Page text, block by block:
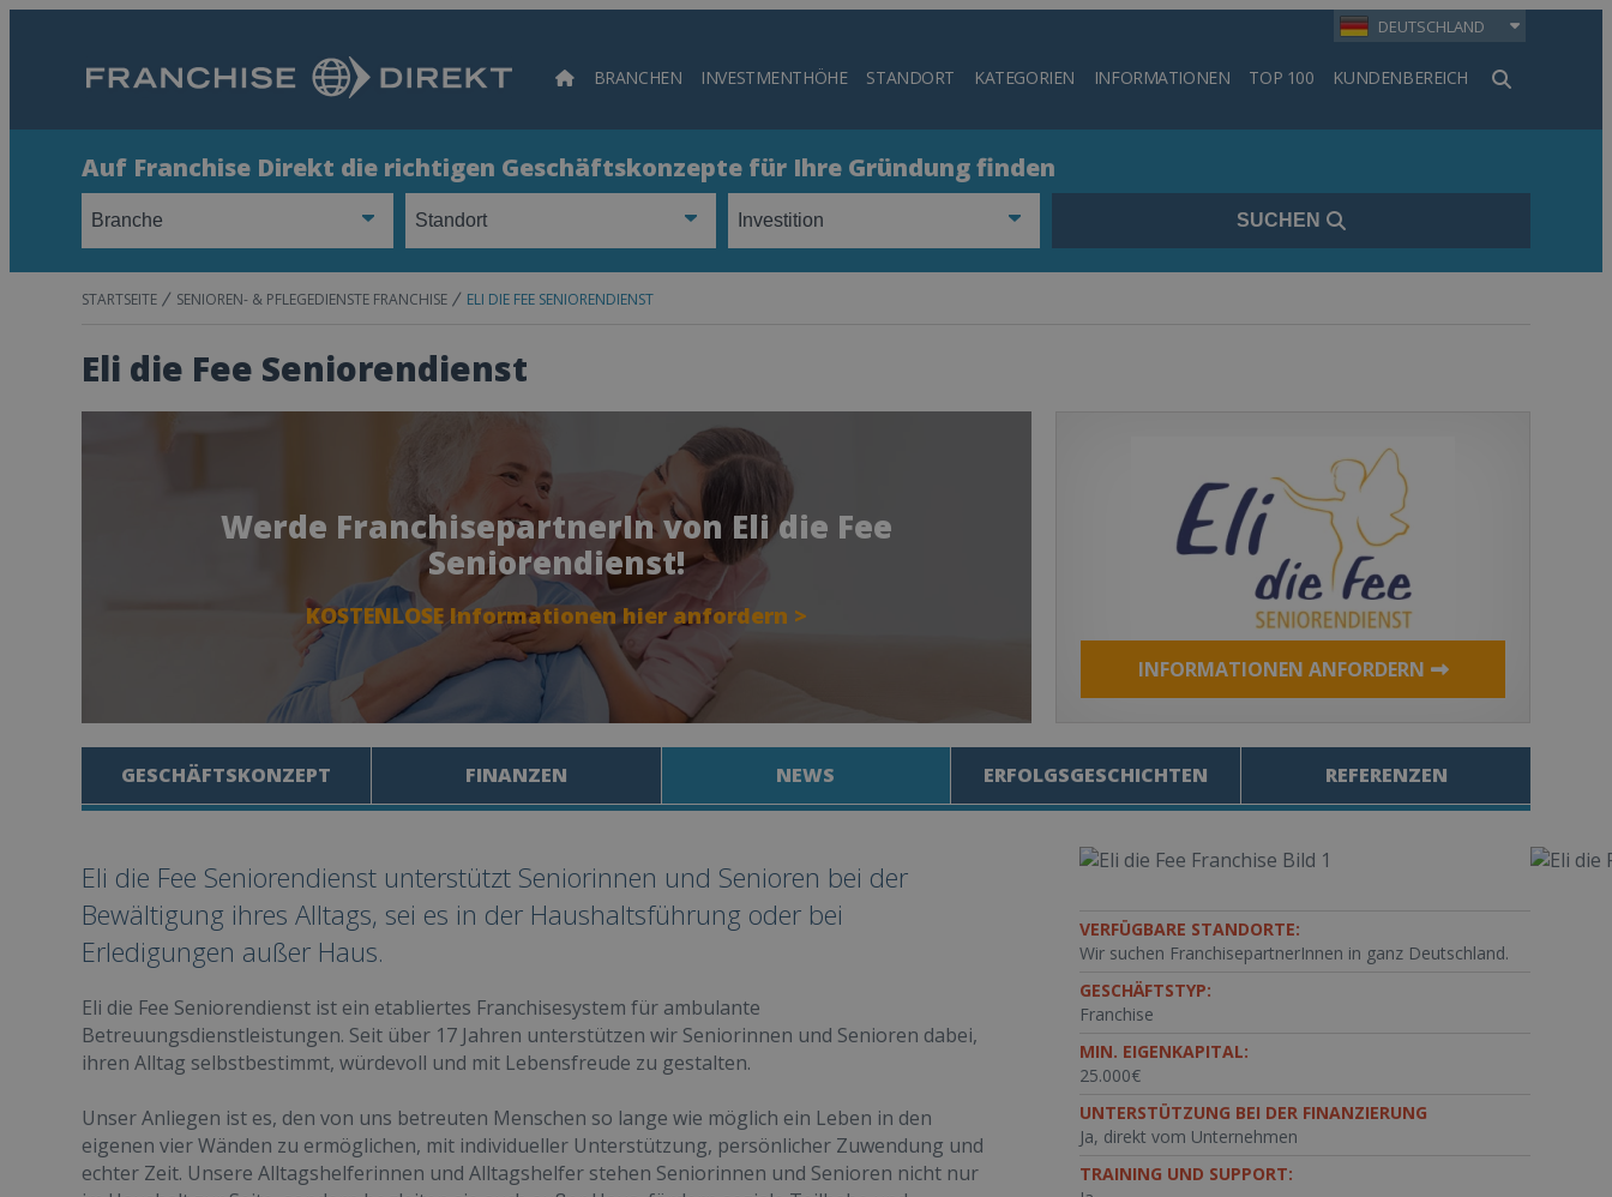
DEUTSCHLAND
BRANCHEN INVESTMENTHÖHE STANDORT KATEGORIEN INFORMATIONEN TOP 100 KUNDENBEREICH
Suchen
Auf Franchise Direkt die richtigen Geschäftskonzepte für Ihre Gründung finden
SUCHEN
STARTSEITE SENIOREN- & PFLEGEDIENSTE FRANCHISE ELI DIE FEE SENIORENDIENST
Eli die Fee Seniorendienst
Werde FranchisepartnerIn von Eli die Fee
Seniorendienst!
KOSTENLOSE Informationen hier anfordern >
INFORMATIONEN ANFORDERN
GESCHÄFTSKONZEPT FINANZEN NEWS ERFOLGSGESCHICHTEN REFERENZEN
Eli die Fee Seniorendienst unterstützt Seniorinnen und Senioren bei der
Bewältigung ihres Alltags, sei es in der Haushaltsführung oder bei
Erledigungen außer Haus.
Eli die Fee Seniorendienst ist ein etabliertes Franchisesystem für ambulante
Betreuungsdienstleistungen. Seit über 17 Jahren unterstützen wir Seniorinnen und Senioren dabei,
ihren Alltag selbstbestimmt, würdevoll und mit Lebensfreude zu gestalten.
Unser Anliegen ist es, den von uns betreuten Menschen so lange wie möglich ein Leben in den
eigenen vier Wänden zu ermöglichen, mit individueller Unterstützung, persönlicher Zuwendung und
echter Zeit. Unsere Alltagshelferinnen und Alltagshelfer stehen Seniorinnen und Senioren nicht nur
VERFÜGBARE STANDORTE:
Wir suchen FranchisepartnerInnen in ganz Deutschland.
GESCHÄFTSTYP:
Franchise
MIN. EIGENKAPITAL:
25.000€
UNTERSTÜTZUNG BEI DER FINANZIERUNG
Ja, direkt vom Unternehmen
TRAINING UND SUPPORT: